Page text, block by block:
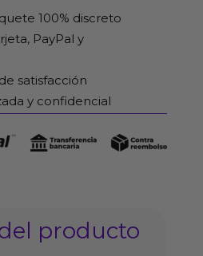
100% discreto
PayPal y
satisfacción
y confidencial
producto